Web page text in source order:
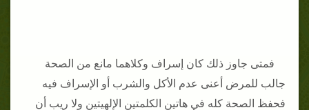
فمتى جاوز ذلك كان إسراف وكلاهما مانع من الصحة
جالب للمرض أعنى عدم الأكل والشرب أو الإسراف فيه
فحفظ الصحة كله في هاتين الكلمتين الإلهيتين ولا ريب أن